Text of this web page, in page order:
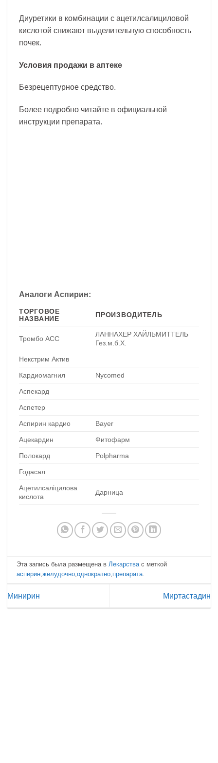
Диуретики в комбинации с ацетилсалициловой
кислотой снижают выделительную способность
почек.
Условия продажи в аптеке
Безрецептурное средство.
Более подробно читайте в официальной
инструкции препарата.
Аналоги Аспирин:
ТОРГОВОЕ
НАЗВАНИЕ
ПРОИЗВОДИТЕЛЬ
Тромбо АСС
ЛАННАХЕР ХАЙЛЬМИТТЕЛЬ
Гез.м.б.Х.
Некстрим Актив
Кардиомагнил Nycomed
Аспекард
Аспетер
Аспирин кардио Bayer
Ацекардин Фитофарм
Полокард Polpharma
Годасал
Ацетилсаліцилова
кислота
Дарница
Эта запись была размещена вЛекарствас меткой
аспирин,желудочно,однократно,препарата.
Минирин Миртастадин